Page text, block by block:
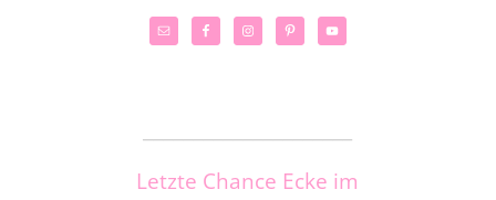
Letzte Chance Ecke im